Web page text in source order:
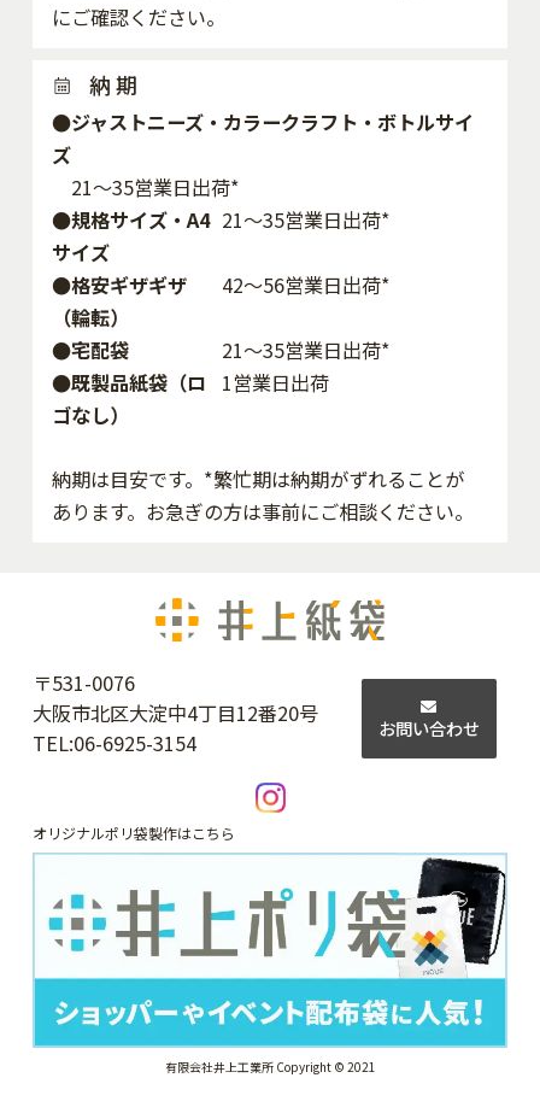
にご確認ください。
納 期
●ジャストニーズ・カラークラフト・ボトルサイ
ズ
21～35営業日出荷*
●規格サイズ・A4
サイズ
21～35営業日出荷*
●格安ギザギザ
（輪転）
42〜56営業日出荷*
●宅配袋
21～35営業日出荷*
●既製品紙袋（ロ
ゴなし）
1営業日出荷
納期は目安です。*繁忙期は納期がずれることが
あります。お急ぎの方は事前にご相談ください。
〒531-0076
大阪市北区大淀中4丁目12番20号
TEL:06-6925-3154
お問い合わせ
オリジナルポリ袋製作はこちら
有限会社井上工業所 Copyright © 2021